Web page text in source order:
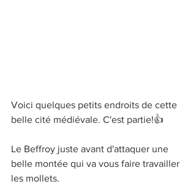
Voici quelques petits endroits de cette
belle cité médiévale. C'est partie!👍
Le Beffroy juste avant d'attaquer une
belle montée qui va vous faire travailler
les mollets.